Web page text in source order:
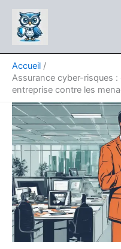
contenu
Accueil
Assurance cyber-risques
entreprise contre les